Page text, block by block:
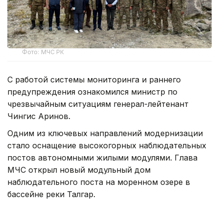
Фото: МЧС РК
С работой системы мониторинга и раннего
предупреждения ознакомился министр по
чрезвычайным ситуациям генерал-лейтенант
Чингис Аринов.
Одним из ключевых направлений модернизации
стало оснащение высокогорных наблюдательных
постов автономными жилыми модулями. Глава
МЧС открыл новый модульный дом
наблюдательного поста на моренном озере в
бассейне реки Талгар.